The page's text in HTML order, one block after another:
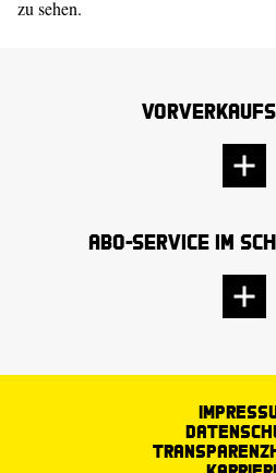
zu sehen.
Abo-Service im